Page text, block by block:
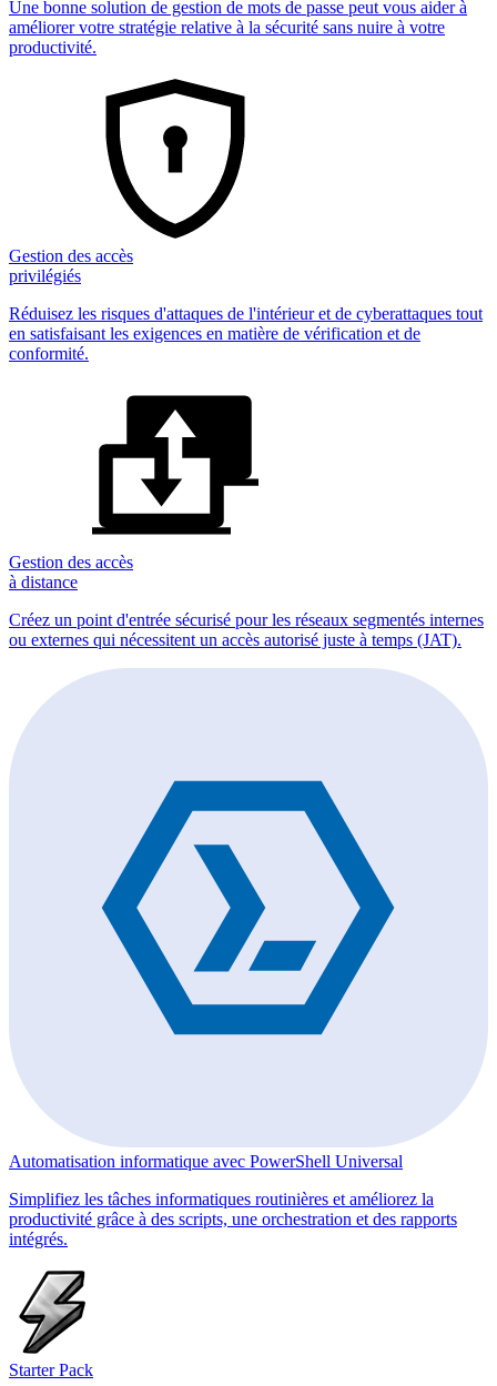
Une bonne solution de gestion de mots de passe peut vous aider à
améliorer votre stratégie relative à la sécurité sans nuire à votre
productivité.
Gestion des accès
privilégiés
Réduisez les risques d'attaques de l'intérieur et de cyberattaques tout
en satisfaisant les exigences en matière de vérification et de
conformité.
Gestion des accès
à distance
Créez un point d'entrée sécurisé pour les réseaux segmentés internes
ou externes qui nécessitent un accès autorisé juste à temps (JAT).
Automatisation informatique avec PowerShell Universal
Simplifiez les tâches informatiques routinières et améliorez la
productivité grâce à des scripts, une orchestration et des rapports
intégrés.
Starter Pack